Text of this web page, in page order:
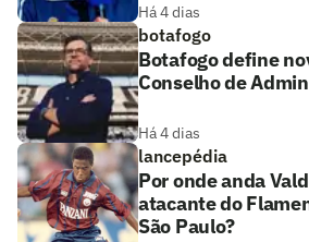
Há 4 dias
botafogo
Botafogo define
Conselho de
Há 4 dias
lancepédia
Por onde anda
atacante do
São Paulo?